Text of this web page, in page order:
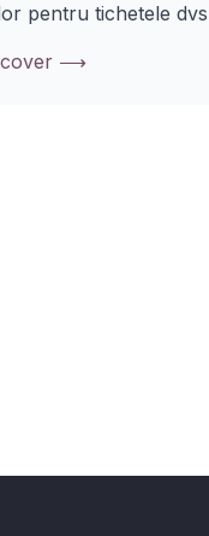
pentru tichetele
⟶